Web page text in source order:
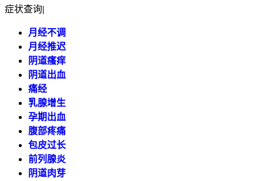
症状查询|
月经不调
月经推迟
阴道瘙痒
阴道出血
痛经
乳腺增生
孕期出血
腹部疼痛
包皮过长
前列腺炎
阴道肉芽